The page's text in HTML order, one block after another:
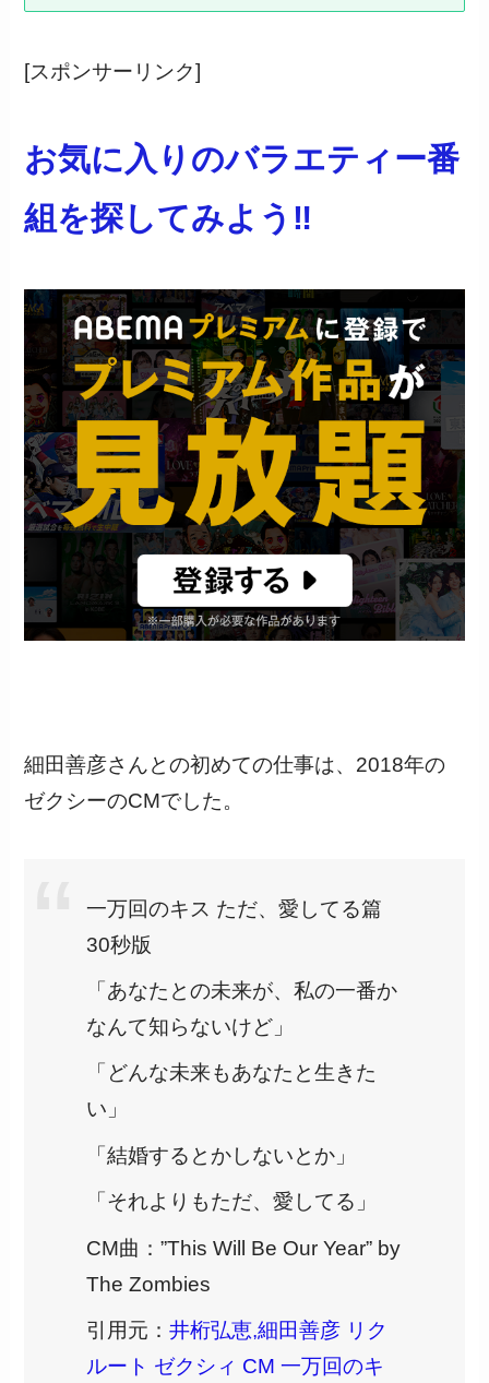
[スポンサーリンク]
お気に入りのバラエティー番
組を探してみよう‼
細田善彦さんとの初めての仕事は、2018年の
ゼクシーのCMでした。
一万回のキス ただ、愛してる篇
30秒版
「あなたとの未来が、私の一番か
なんて知らないけど」
「どんな未来もあなたと生きた
い」
「結婚するとかしないとか」
「それよりもただ、愛してる」
CM曲：”This Will Be Our Year” by
The Zombies
引用元： 井桁弘恵,細田善彦 リク
ルート ゼクシィ CM 一万回のキ